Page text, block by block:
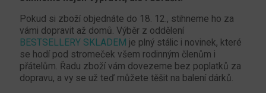
Pokud si zboží objednáte do 18. 12., stihneme ho za
vámi dopravit až domů. Výběr z oddělení
BESTSELLERY SKLADEM je plný stálic i novinek, které
se hodí pod stromeček všem rodinným členům i
přátelům. Řadu zboží vám dovezeme bez poplatků za
dopravu, a vy se už teď můžete těšit na balení dárků.